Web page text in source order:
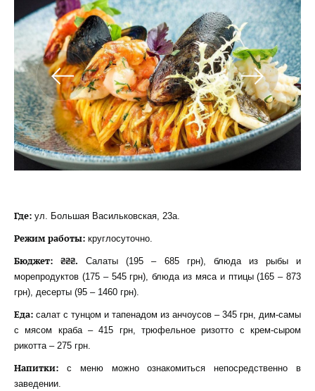
Где: ул. Большая Васильковская, 23а.
Режим работы: круглосуточно.
Бюджет: ₴₴₴. Салаты (195 – 685 грн), блюда из рыбы и
морепродуктов (175 – 545 грн), блюда из мяса и птицы (165 – 873
грн), десерты (95 – 1460 грн).
Еда: салат с тунцом и тапенадом из анчоусов – 345 грн, дим-самы
с мясом краба – 415 грн, трюфельное ризотто с крем-сыром
рикотта – 275 грн.
Напитки: с меню можно ознакомиться непосредственно в
заведении.